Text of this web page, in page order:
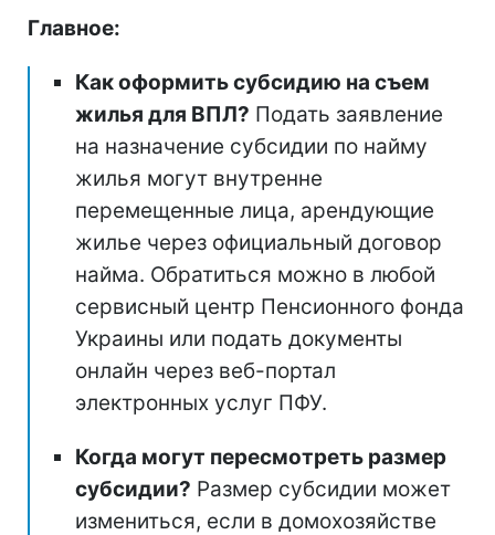
Главное:
Как оформить субсидию на съем
жилья для ВПЛ? Подать заявление
на назначение субсидии по найму
жилья могут внутренне
перемещенные лица, арендующие
жилье через официальный договор
найма. Обратиться можно в любой
сервисный центр Пенсионного фонда
Украины или подать документы
онлайн через веб-портал
электронных услуг ПФУ.
Когда могут пересмотреть размер
субсидии? Размер субсидии может
измениться, если в домохозяйстве